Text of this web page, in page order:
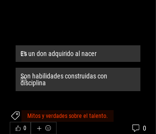
0%
Es un don adquirido al nacer
0%
Son habilidades construidas con
disciplina
Mitos y verdades sobre el talento.
0
0